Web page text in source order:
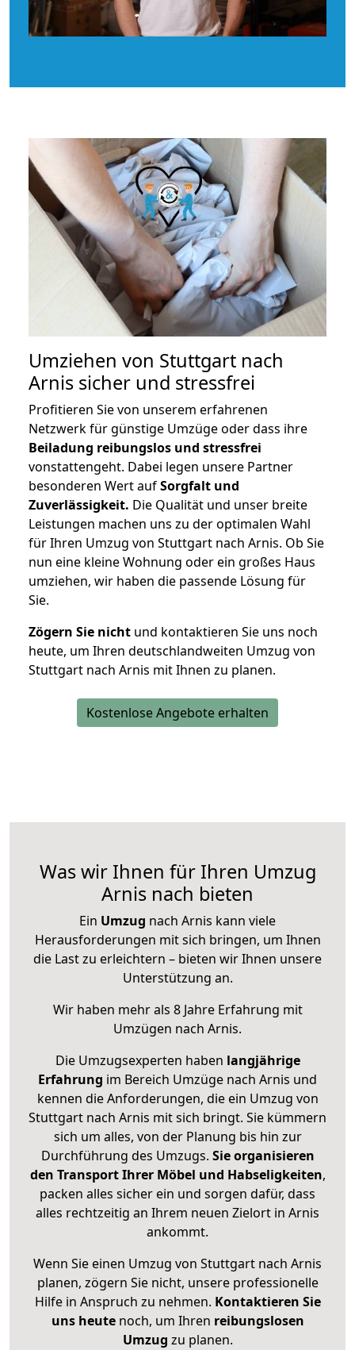
Umziehen von Stuttgart nach
Arnis sicher und stressfrei
Profitieren Sie von unserem erfahrenen
Netzwerk für günstige Umzüge oder dass ihre
Beiladung reibungslos und stressfrei
vonstattengeht. Dabei legen unsere Partner
besonderen Wert aufSorgfalt und
Zuverlässigkeit. Die Qualität und unser breite
Leistungen machen uns zu der optimalen Wahl
für Ihren Umzug von Stuttgart nach Arnis. Ob Sie
nun eine kleine Wohnung oder ein großes Haus
umziehen, wir haben die passende Lösung für
Sie.
Zögern Sie nicht und kontaktieren Sie uns noch
heute, um Ihren deutschlandweiten Umzug von
Stuttgart nach Arnis mit Ihnen zu planen.
Kostenlose Angebote erhalten
Was wir Ihnen für Ihren Umzug
Arnis nach bieten
Ein Umzug nach Arnis kann viele
Herausforderungen mit sich bringen, um Ihnen
die Last zu erleichtern – bieten wir Ihnen unsere
Unterstützung an.
Wir haben mehr als 8 Jahre Erfahrung mit
Umzügen nach Arnis.
Die Umzugsexperten haben langjährige
Erfahrung im Bereich Umzüge nach Arnis und
kennen die Anforderungen, die ein Umzug von
Stuttgart nach Arnis mit sich bringt. Sie kümmern
sich um alles, von der Planung bis hin zur
Durchführung des Umzugs. Sie organisieren
den Transport Ihrer Möbel und Habseligkeiten,
packen alles sicher ein und sorgen dafür, dass
alles rechtzeitig an Ihrem neuen Zielort in Arnis
ankommt.
Wenn Sie einen Umzug von Stuttgart nach Arnis
planen, zögern Sie nicht, unsere professionelle
Hilfe in Anspruch zu nehmen. Kontaktieren Sie
uns heutenoch, um Ihren reibungslosen
Umzug zu planen.